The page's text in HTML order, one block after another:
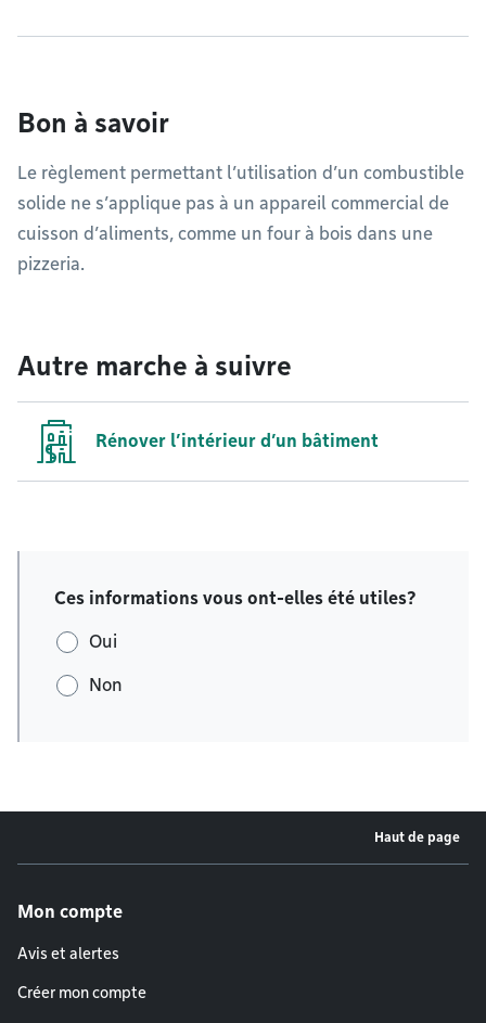
Bon à savoir
Le règlement permettant l’utilisation d’un combustible
solide ne s’applique pas à un appareil commercial de
cuisson d’aliments, comme un four à bois dans une
pizzeria.
Autre marche à suivre
Rénover l’intérieur d’un bâtiment
Ces informations vous ont-elles été utiles?
Oui
Non
Haut de page
Mon compte
Avis et alertes
Créer mon compte